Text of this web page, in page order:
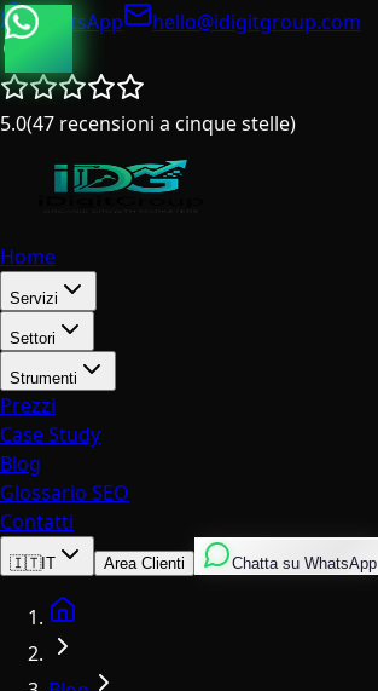
WhatsApp
hello@idigitgroup.com
5.0(47 recensioni a cinque stelle)
Home
Servizi
Settori
Strumenti
Prezzi
Case Study
Blog
Glossario SEO
Contatti
IngleseItalianoSpagnolo
🇮🇹IT Area Clienti Chatta su WhatsApp